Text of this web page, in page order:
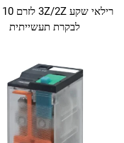
לבקרת תעשייתית